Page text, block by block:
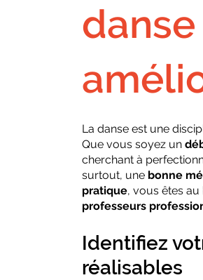
La danse est une
Que vous soyez un
cherchant à
surtout, une bonne
pratique, vous êtes
professeurs
Identifiez
réalisables